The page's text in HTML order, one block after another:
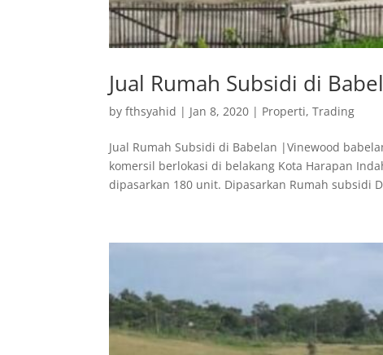
Jual Rumah Subsidi di
byfthsyahid | Jan 8, 2020 | Properti,Trading
Jual Rumah Subsidi di Babelan |Vinewood
komersil berlokasi di belakang Kota Harapan
dipasarkan 180 unit. Dipasarkan Rumah subsidi